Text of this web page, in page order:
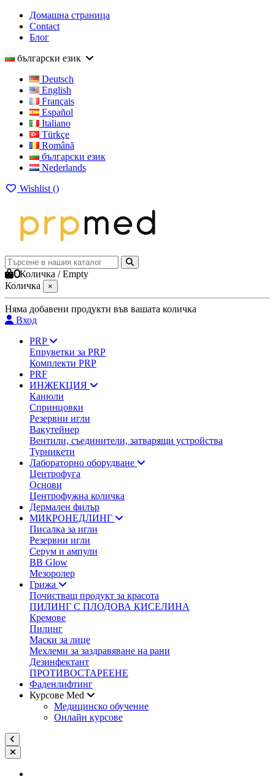
Домашна страница
Contact
Блог
български език
Deutsch
English
Français
Español
Italiano
Türkçe
Română
български език
Nederlands
Wishlist ()
0Количка /Empty
Количка
×
Няма добавени продукти във вашата количка
Вход
PRP
Епруветки за PRP
Комплекти PRP
PRF
ИНЖЕКЦИЯ
Канюли
Спринцовки
Резервни игли
Вакутейнер
Вентили, съединители, затварящи устройства
Турникети
Лабораторно оборудване
Центрофуга
Основи
Центрофужна количка
Дермален филър
МИКРОНЕДЛИНГ
Писалка за игли
Резервни игли
Серум и ампули
BB Glow
Мезоролер
Грижа
Почистващ продукт за красота
ПИЛИНГ С ПЛОДОВА КИСЕЛИНА
Кремове
Пилинг
Маски за лице
Мехлеми за заздравяване на рани
Дезинфектант
ПРОТИВОСТАРЕЕНЕ
Фаденлифтинг
Курсове Med
Медицинско обучение
Онлайн курсове